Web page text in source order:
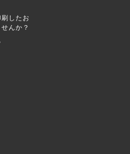
したお
んか？